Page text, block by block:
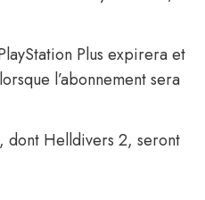
Plus expirera et
l’abonnement sera
dont Helldivers 2, seront